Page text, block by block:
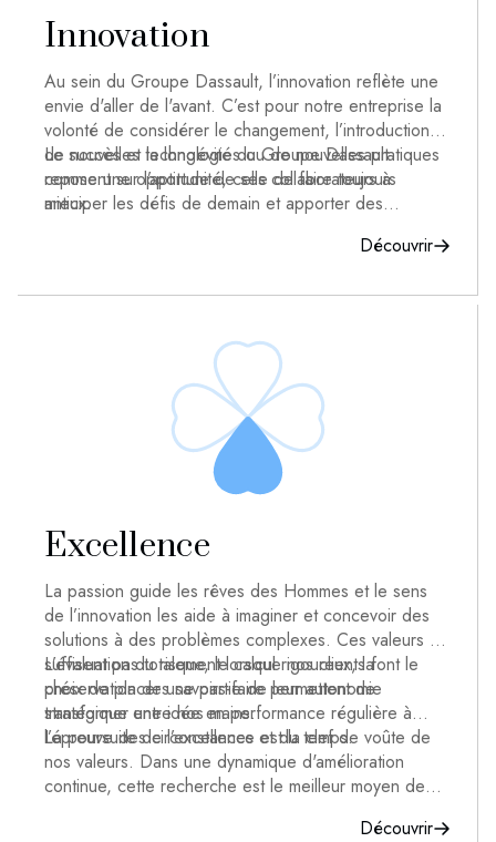
Innovation
Au sein du Groupe Dassault, l’innovation reflète une
envie d'aller de l'avant. C’est pour notre entreprise la
volonté de considérer le changement, l’introduction
de nouvelles technologies ou de nouvelles pratiques
comme une opportunité, celle de faire toujours
mieux.
Le succès et la longévité du Groupe Dassault
reposent sur l’aptitude de ses collaborateurs à
anticiper les défis de demain et apporter des
de créer des ponts entre les compétences et de
services répondant aux défis de demain.
Découvrir
Excellence
La passion guide les rêves des Hommes et le sens
de l’innovation les aide à imaginer et concevoir des
solutions à des problèmes complexes. Ces valeurs ne
suffisent pas totalement lorsque nos clients font le
choix de placer une partie de leur autonomie
stratégique entre nos mains.
L’évaluation du risque, le calcul rigoureux, la
préservation des savoirs-faire permettent de
transformer une idée en performance régulière à
l’épreuve des circonstances et du temps.
La poursuite de l’excellence est la clef de voûte de
nos valeurs. Dans une dynamique d'amélioration
continue, cette recherche est le meilleur moyen de
Découvrir